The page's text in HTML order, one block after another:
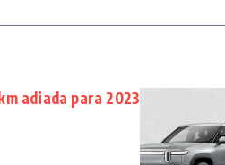
adiada para 2023